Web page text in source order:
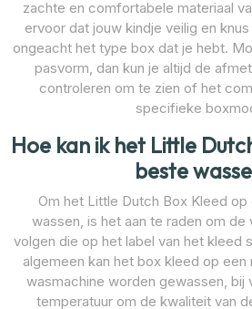
zachte en comfortabele materiaal
ervoor dat jouw kindje veilig en knus
ongeacht het type box dat je hebt.
pasvorm, dan kun je altijd de
controleren om te zien of het
specifieke
Hoe kan ik het Little
beste
Om het Little Dutch Box Kleed
wassen, is het aan te raden om
volgen die op het label van het kleed
algemeen kan het box kleed op een
wasmachine worden gewassen, bij
temperatuur om de kwaliteit van